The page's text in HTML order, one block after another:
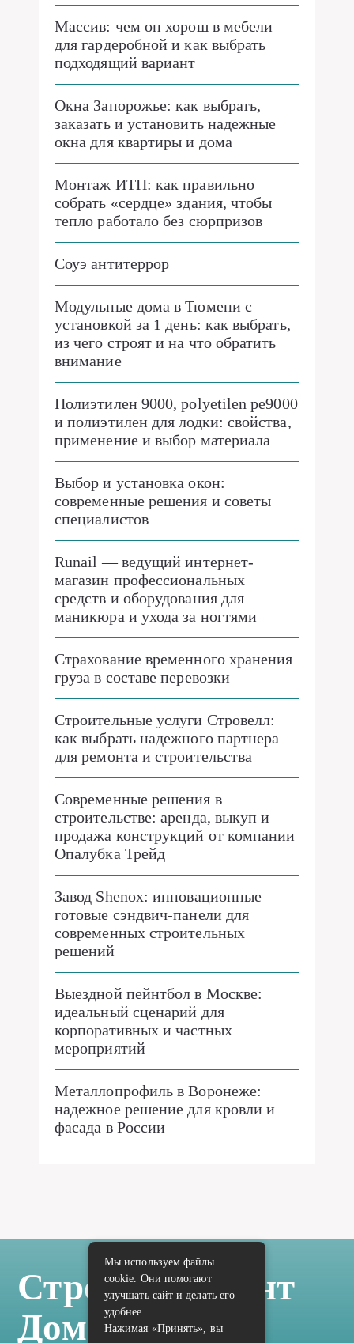
Массив: чем он хорош в мебели
для гардеробной и как выбрать
подходящий вариант
Окна Запорожье: как выбрать,
заказать и установить надежные
окна для квартиры и дома
Монтаж ИТП: как правильно
собрать «сердце» здания, чтобы
тепло работало без сюрпризов
Соуэ антитеррор
Модульные дома в Тюмени с
установкой за 1 день: как выбрать,
из чего строят и на что обратить
внимание
Полиэтилен 9000, polyetilen pe9000
и полиэтилен для лодки: свойства,
применение и выбор материала
Выбор и установка окон:
современные решения и советы
специалистов
Runail — ведущий интернет-
магазин профессиональных
средств и оборудования для
маникюра и ухода за ногтями
Страхование временного хранения
груза в составе перевозки
Строительные услуги Стровелл:
как выбрать надежного партнера
для ремонта и строительства
Современные решения в
строительстве: аренда, выкуп и
продажа конструкций от компании
Опалубка Трейд
Завод Shenox: инновационные
готовые сэндвич-панели для
современных строительных
решений
Выездной пейнтбол в Москве:
идеальный сценарий для
корпоративных и частных
мероприятий
Металлопрофиль в Воронеже:
надежное решение для кровли и
фасада в России
Стройка Ремонт
Дом Отделка
Мы используем файлы
cookie. Они помогают
улучшать сайт и делать его
удобнее.
Нажимая «Принять», вы